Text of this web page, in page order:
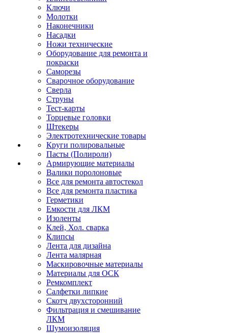
Ключи
Молотки
Наконечники
Насадки
Ножи технические
Оборудование для ремонта и
покраски
Саморезы
Сварочное оборудование
Сверла
Струны
Тест-карты
Торцевые головки
Штекеры
Электротехнические товары
Круги полировальные
Пасты (Полироли)
Армирующие материалы
Валики поролоновые
Все для ремонта автостекол
Все для ремонта пластика
Герметики
Емкости для ЛКМ
Изоленты
Клей, Хол. сварка
Клипсы
Лента для дизайна
Лента малярная
Маскировочные материалы
Материалы для ОСК
Ремкомплект
Салфетки липкие
Скотч двухсторонний
Фильтрация и смешивание
ЛКМ
Шумоизоляция